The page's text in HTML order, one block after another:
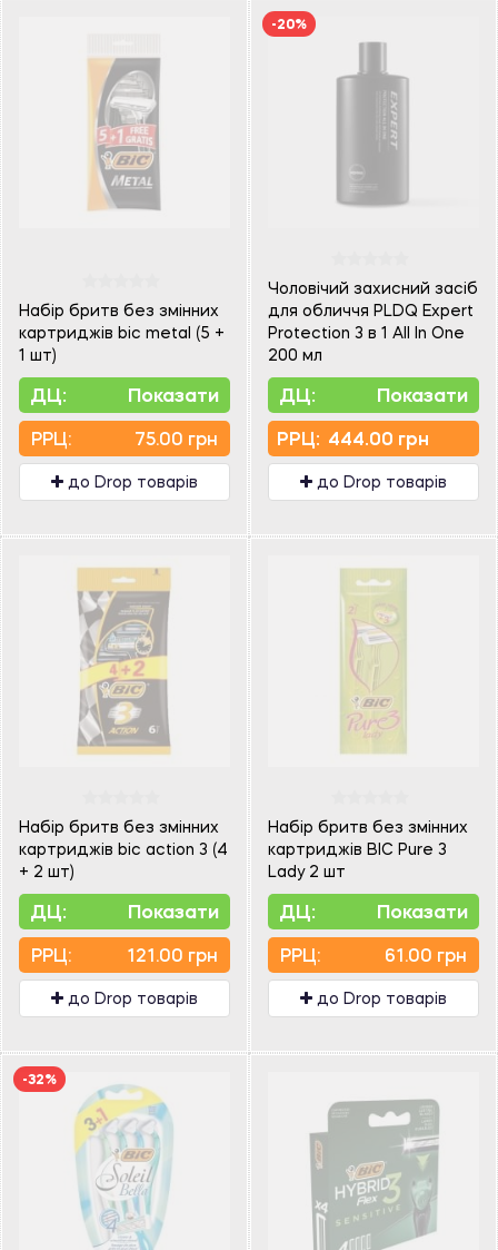
Набір бритв без змінних
картриджів bic metal (5 +
1 шт)
ДЦ: Показати
PPЦ: 75.00 грн
до Drop товарів
-20%
Чоловічий захисний засіб
для обличчя PLDQ Expert
Protection 3 в 1 All In One
200 мл
ДЦ: Показати
PPЦ: 444.00 грн
до Drop товарів
Набір бритв без змінних
картриджів bic action 3 (4
+ 2 шт)
ДЦ: Показати
PPЦ: 121.00 грн
до Drop товарів
Набір бритв без змінних
картриджів BIC Pure 3
Lady 2 шт
ДЦ: Показати
PPЦ: 61.00 грн
до Drop товарів
-32%